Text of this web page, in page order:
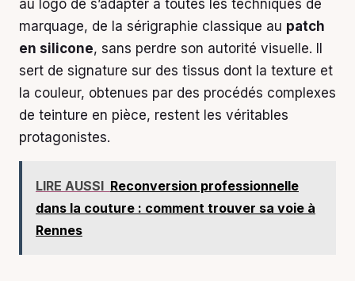
au logo de s’adapter à toutes les techniques de
marquage, de la sérigraphie classique au patch
en silicone, sans perdre son autorité visuelle. Il
sert de signature sur des tissus dont la texture et
la couleur, obtenues par des procédés complexes
de teinture en pièce, restent les véritables
protagonistes.
LIRE AUSSI Reconversion professionnelle
dans la couture : comment trouver sa voie à
Rennes